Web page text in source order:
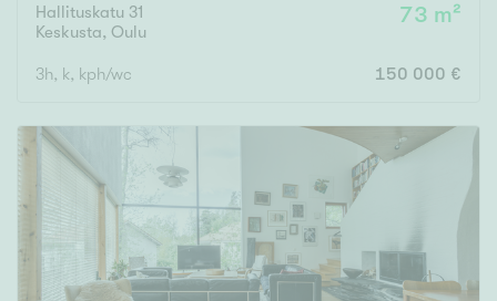
Hallituskatu 31
Keskusta, Oulu
73 m²
3h, k, kph/wc 150 000 €